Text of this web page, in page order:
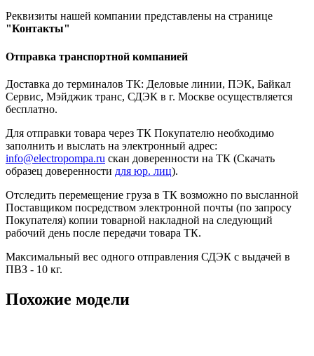
Реквизиты нашей компании представлены на странице
"Контакты"
Отправка транспортной компанией
Доставка до терминалов ТК: Деловые линии, ПЭК, Байкал
Сервис, Мэйджик транс, СДЭК в г. Москве осуществляется
бесплатно.
Для отправки товара через ТК Покупателю необходимо
заполнить и выслать на электронный адрес:
info@electropompa.ru скан доверенности на ТК (Скачать
образец доверенности для юр. лиц).
Отследить перемещение груза в ТК возможно по высланной
Поставщиком посредством электронной почты (по запросу
Покупателя) копии товарной накладной на следующий
рабочий день после передачи товара ТК.
Максимальный вес одного отправления СДЭК с выдачей в
ПВЗ - 10 кг.
Похожие модели